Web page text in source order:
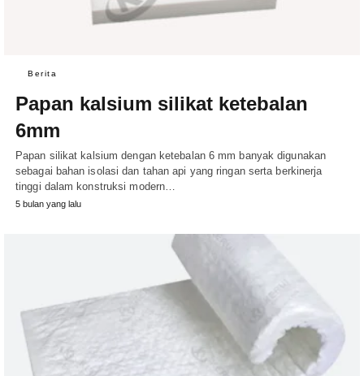
Berita
Papan kalsium silikat ketebalan
6mm
Papan silikat kalsium dengan ketebalan 6 mm banyak digunakan
sebagai bahan isolasi dan tahan api yang ringan serta berkinerja
tinggi dalam konstruksi modern…
5 bulan yang lalu